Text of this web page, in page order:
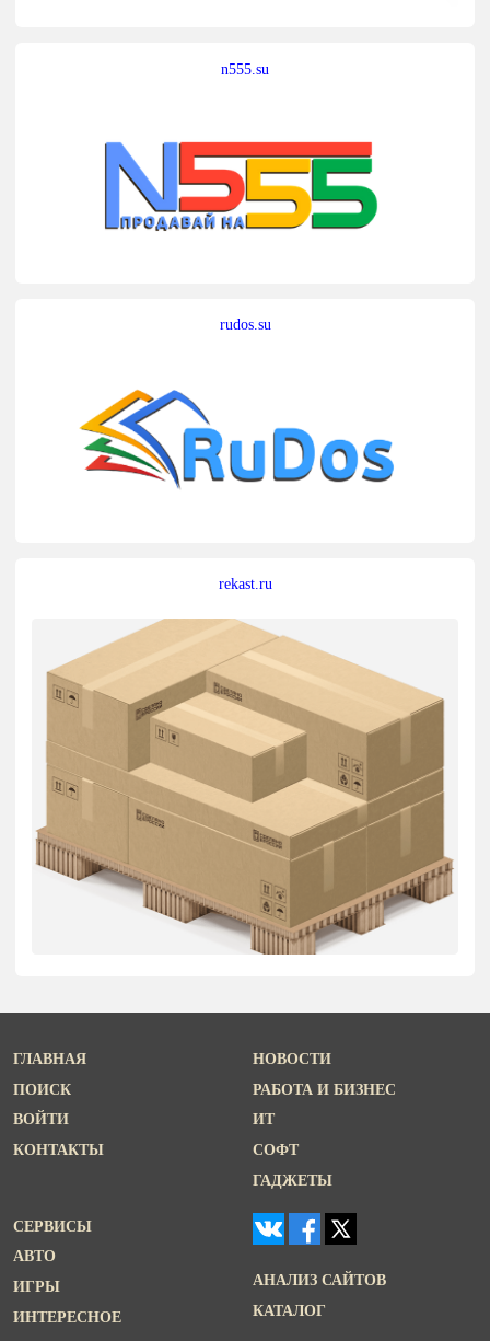
n555.su
rudos.su
rekast.ru
ГЛАВНАЯ
ПОИСК
ВОЙТИ
КОНТАКТЫ
НОВОСТИ
РАБОТА И БИЗНЕС
ИТ
СОФТ
ГАДЖЕТЫ
СЕРВИСЫ
АВТО
ИГРЫ
ИНТЕРЕСНОЕ
АНАЛИЗ САЙТОВ
КАТАЛОГ